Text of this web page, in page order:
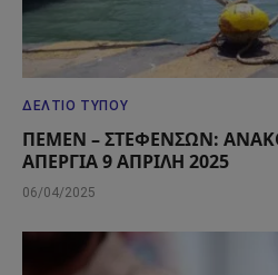
ΔΕΛΤΊΟ ΤΎΠΟΥ
ΠΕΜΕΝ – ΣΤΕΦΕΝΣΩΝ:
ΑΠΕΡΓΙΑ 9 ΑΠΡΙΛΗ 2025
06/04/2025